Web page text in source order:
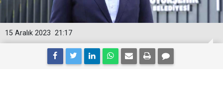
21:17
15 Aralık 2023